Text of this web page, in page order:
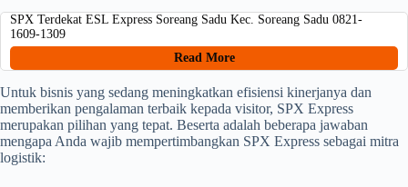
SPX Terdekat ESL Express Soreang Sadu Kec. Soreang Sadu 0821-
1609-1309
Read More
Untuk bisnis yang sedang meningkatkan efisiensi kinerjanya dan
memberikan pengalaman terbaik kepada visitor, SPX Express
merupakan pilihan yang tepat. Beserta adalah beberapa jawaban
mengapa Anda wajib mempertimbangkan SPX Express sebagai mitra
logistik: